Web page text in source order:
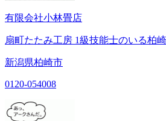
有限会社小林畳店
扇町たたみ工房 1級技能士のいる柏
新潟県柏崎市
0120-054008